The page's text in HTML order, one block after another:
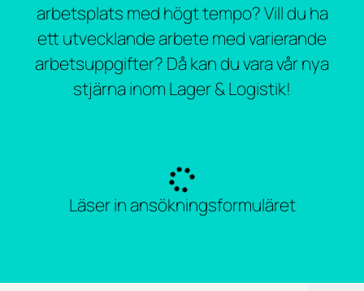
arbetsplats med högt tempo? Vill du ha
ett utvecklande arbete med varierande
arbetsuppgifter? Då kan du vara vår nya
stjärna inom Lager & Logistik!
Läser in ansökningsformuläret